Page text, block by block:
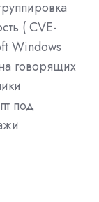
( CVE-
Windows
говорящих
под